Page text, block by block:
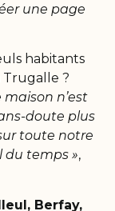
une page
habitants
Trugalle ?
maison n’est
doute plus
toute notre
du temps »,
Berfay,